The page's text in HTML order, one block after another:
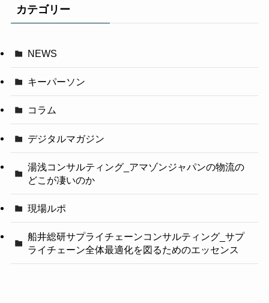
カテゴリー
NEWS
キーパーソン
コラム
デジタルマガジン
湯浅コンサルティング_アマゾンジャパンの物流の
どこが凄いのか
現場ルポ
船井総研サプライチェーンコンサルティング_サプ
ライチェーン全体最適化を図るためのエッセンス